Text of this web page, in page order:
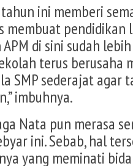
ini memberi
pendidikan
APM di sini sudah
terus berusaha
SMP sederajat agar
imbuhnya.
Nata pun merasa
ini. Sebab, hal
yang meminati